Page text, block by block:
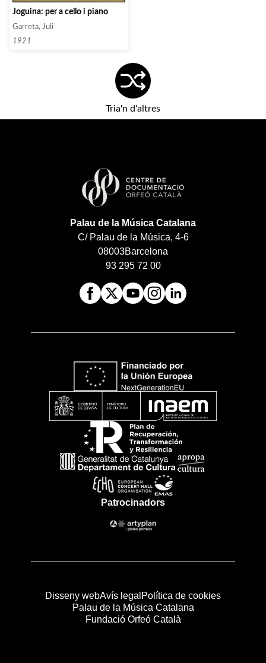
Joguina: per a cello i piano
Garreta, Juli
1921
Tria'n d'altres
Palau de la Música Catalana
C/ Palau de la Música, 4-6
08003Barcelona
93 295 72 00
Patrocinadors
Disseny webAvís legal Política de cookies
Palau de la Música Catalana
Fundació Orfeó Català